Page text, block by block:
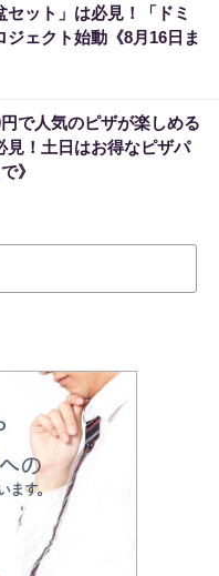
ット」は必見！「ドミ
ジェクト始動《8月16日ま
円で人気のピザが楽しめる
見！土日はお得なピザパ
》